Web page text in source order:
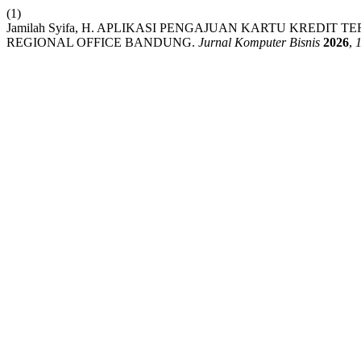
(1)
Jamilah Syifa, H. APLIKASI PENGAJUAN KARTU KREDIT
REGIONAL OFFICE BANDUNG. Jurnal Komputer Bisnis 2026,